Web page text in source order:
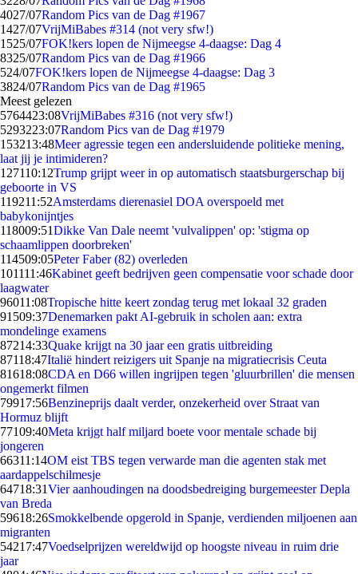
4027/07Random Pics van de Dag #1967
1427/07VrijMiBabes #314 (not very sfw!)
1525/07FOK!kers lopen de Nijmeegse 4-daagse: Dag 4
8325/07Random Pics van de Dag #1966
524/07FOK!kers lopen de Nijmeegse 4-daagse: Dag 3
3824/07Random Pics van de Dag #1965
Meest gelezen
5764423:08VrijMiBabes #316 (not very sfw!)
5293223:07Random Pics van de Dag #1979
153213:48Meer agressie tegen een andersluidende politieke mening,
laat jij je intimideren?
127110:12Trump grijpt weer in op automatisch staatsburgerschap bij
geboorte in VS
119211:52Amsterdams dierenasiel DOA overspoeld met
babykonijntjes
118009:51Dikke Van Dale neemt 'vulvalippen' op: 'stigma op
schaamlippen doorbreken'
114509:05Peter Faber (82) overleden
101111:46Kabinet geeft bedrijven geen compensatie voor schade door
laagwater
96011:08Tropische hitte keert zondag terug met lokaal 32 graden
91509:37Denemarken pakt AI-gebruik in scholen aan: extra
mondelinge examens
87214:33Quake krijgt na 30 jaar een gratis uitbreiding
87118:47Italië hindert reizigers uit Spanje na migratiecrisis Ceuta
81618:08CDA en D66 willen ingrijpen tegen 'gluurbrillen' die mensen
ongemerkt filmen
79917:56Benzineprijs daalt verder, onzekerheid over Straat van
Hormuz blijft
77109:40Meta krijgt half miljard boete voor mentale schade bij
jongeren
66311:14OM eist TBS tegen verwarde man die agenten stak met
aardappelschilmesje
64718:31Vier aanhoudingen na doodsbedreiging burgemeester Depla
van Breda
59618:26Smokkelbende opgerold in Spanje, verdienden miljoenen aan
migranten
54217:47Voedselprijzen wereldwijd op hoogste niveau in ruim drie
jaar